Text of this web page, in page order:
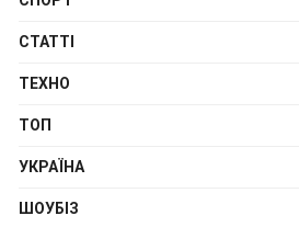
СТАТТІ
ТЕХНО
ТОП
УКРАЇНА
ШОУБІЗ